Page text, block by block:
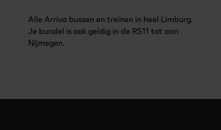
Alle Arriva bussen en treinen in heel Limburg.
Je bundel is ook geldig in de RS11 tot aan
Nijmegen.